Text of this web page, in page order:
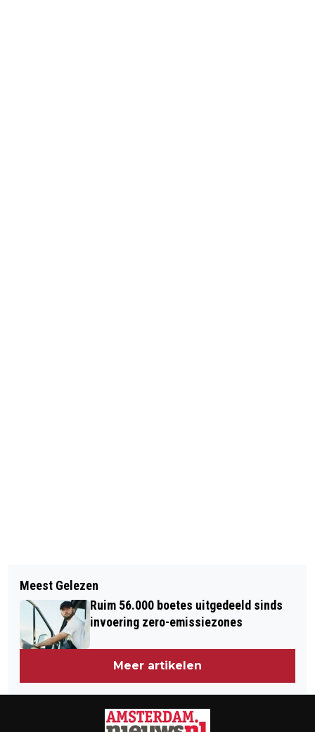
DODE IN UITGEBRANDE WONING
AMSTERDAM
SCORSESE IN DE HOOFDROL IN
AMSTERDAM
Meest Gelezen
Ruim 56.000 boetes uitgedeeld sinds
invoering zero-emissiezones
Meer artikelen